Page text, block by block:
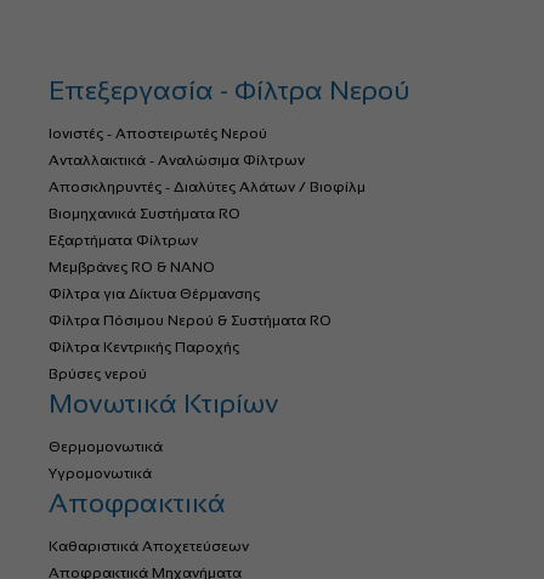
Επεξεργασία - Φίλτρα Νερού
Ιονιστές - Αποστειρωτές Νερού
Ανταλλακτικά - Αναλώσιμα Φίλτρων
Αποσκληρυντές - Διαλύτες Αλάτων / Βιοφίλμ
Βιομηχανικά Συστήματα RO
Εξαρτήματα Φίλτρων
Μεμβράνες RO & NANO
Φίλτρα για Δίκτυα Θέρμανσης
Φίλτρα Πόσιμου Νερού & Συστήματα RO
Φίλτρα Κεντρικής Παροχής
Βρύσες νερού
Μονωτικά Κτιρίων
Θερμομονωτικά
Υγρομονωτικά
Αποφρακτικά
Καθαριστικά Αποχετεύσεων
Αποφρακτικά Μηχανήματα